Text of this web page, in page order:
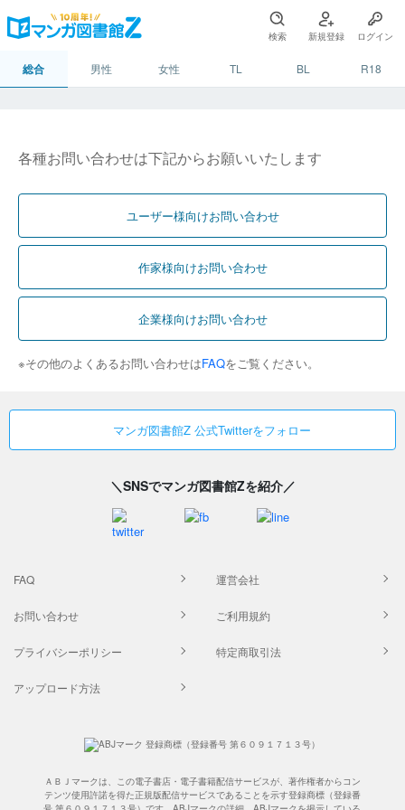
検索 新規登録 ログイン
総合 男性 女性 TL BL R18
各種お問い合わせは下記からお願いいたします
ユーザー様向けお問い合わせ
作家様向けお問い合わせ
企業様向けお問い合わせ
※その他のよくあるお問い合わせはFAQをご覧ください。
マンガ図書館Z 公式Twitterをフォロー
＼SNSでマンガ図書館Zを紹介／
FAQ 運営会社
お問い合わせ ご利用規約
プライバシーポリシー 特定商取引法
アップロード方法
ＡＢＪマークは、この電子書店・電子書籍配信サービスが、著作権者からコン
テンツ使用許諾を得た正規版配信サービスであることを示す登録商標（登録番